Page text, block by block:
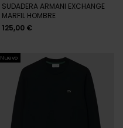
SUDADERA ARMANI EXCHANGE
MARFIL HOMBRE
125,00 €
Nuevo